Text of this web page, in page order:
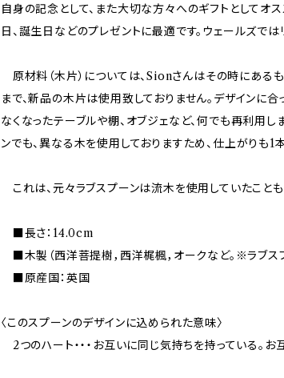
自身の記念として、また大切な方々へのギフトとしてオ
日、誕生日などのプレゼントに最適です。ウェールズで
原材料（木片）については、Sionさんはその時にある
まで、新品の木片は使用致しておりません。デザインに
なくなったテーブルや棚、オブジェなど、何でも再利用し
ンでも、異なる木を使用しておりますため、仕上がりも1
これは、元々ラブスプーンは流木を使用していたこと
■長さ：14.0cm
■木製（西洋菩提樹，西洋梶楓，オークなど。※ラブス
■原産国：英国
〈このスプーンのデザインに込められた意味〉
2つのハート・・・お互いに同じ気持ちを持っている。お